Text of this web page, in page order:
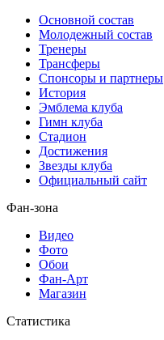
Основной состав
Молодежный состав
Тренеры
Трансферы
Спонсоры и партнеры
История
Эмблема клуба
Гимн клуба
Стадион
Достижения
Звезды клуба
Официальный сайт
Фан-зона
Видео
Фото
Обои
Фан-Арт
Магазин
Статистика